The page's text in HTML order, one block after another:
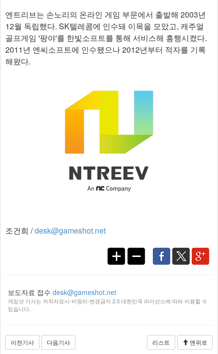
엔트리브는 손노리의 온라인 게임 부문에서 출발해 2003년
12월 독립했다. SK텔레콤에 인수돼 이목을 모았고, 캐주얼
골프게임 '팡야'를 한빛소프트를 통해 서비스해 흥행시켰다.
2011년 엔씨소프트에 인수됐으나 2012년부터 적자를 기록
해왔다.
조건희 /desk@gameshot.net
보도자료 접수 desk@gameshot.net
게임샷 기사는 저작자표시-비영리-변경금지 2.0 대한민국 라이선스에 따라 이용할 수
있습니다.
이전기사 다음기사 리스트 맨위로